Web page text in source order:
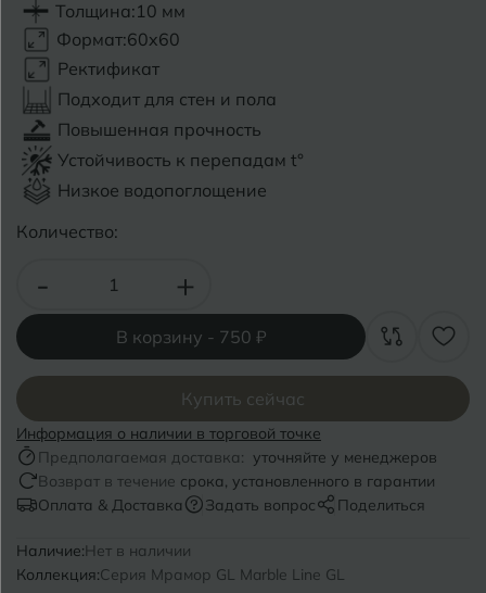
Толщина:10 мм
Формат:60x60
Ректификат
Подходит для стен и пола
Повышенная прочность
Устойчивость к перепадам t°
Низкое водопоглощение
Количество:
- +
В корзину - 750 ₽
Купить сейчас
Информация о наличии в торговой точке
Предполагаемая доставка: уточняйте у менеджеров
Возврат в течение срока, установленного в гарантии
Оплата & Доставка
Задать вопрос Поделиться
Наличие:Нет в наличии
Коллекция:Серия Мрамор GL Marble Line GL
Брянск
Бугульма
Бугуруслан
В Великий Новгород
Владимир
Волгодонск
Вологда
Воткинск
Грозный
Славянск-на-Кубани
Смоленск
Сосновый Бор
Сочи
Ставрополь